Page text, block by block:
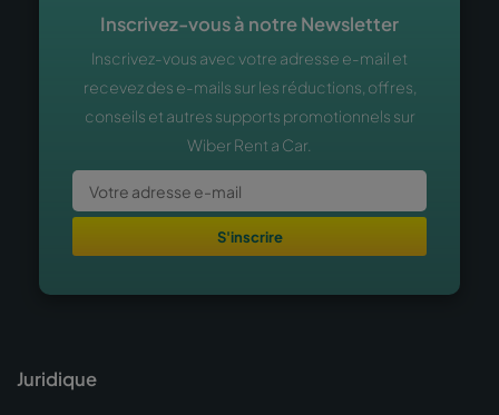
Inscrivez-vous à notre Newsletter
Inscrivez-vous avec votre adresse e-mail et
recevez des e-mails sur les réductions, offres,
conseils et autres supports promotionnels sur
Wiber Rent a Car.
S'inscrire
Juridique